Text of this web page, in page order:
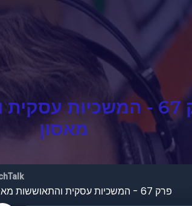
פרק 67 - המשכיות
מאסון
פרק 67 - המשכיות עסקית והתאוששות מאסון